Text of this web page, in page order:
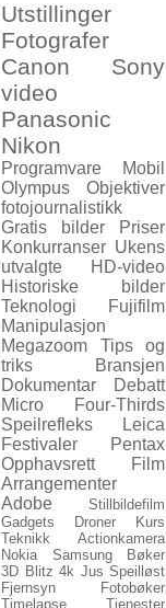
Utstillinger
Fotografer
Canon
Sony
video
Panasonic
Nikon
Programvare
Mobil
Olympus
Objektiver
fotojournalistikk
Gratis bilder
Priser
Konkurranser Ukens
utvalgte
HD-video
Historiske bilder
Teknologi
Fujifilm
Manipulasjon
Megazoom
Tips og
triks
Bransjen
Dokumentar
Debatt
Micro Four-Thirds
Speilrefleks
Leica
Festivaler
Pentax
Opphavsrett
Film
Arrangementer
Adobe
Stillbildefilm
Gadgets
Droner
Kurs
Teknikk
Actionkamera
Nokia
Samsung
Bøker
3D Blitz 4k Jus Speilløst
Fjernsyn
Fotobøker
Timelapse
Tjenester